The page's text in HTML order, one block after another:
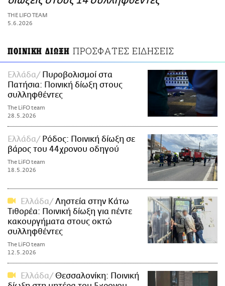
ΑΜΠΑ
PRINT
THE LIFO TEAM
5.6.2026
ΠΟΙΝΙΚΗ ΔΙΩΞΗ ΠΡΟΣΦΑΤΕΣ ΕΙΔΗΣΕΙΣ
Ελλάδα
Πυροβολισμοί στα
Πατήσια: Ποινική δίωξη στους
συλληφθέντες
The LiFO team
28.5.2026
Ελλάδα
Ρόδος: Ποινική δίωξη σε
βάρος του 44χρονου οδηγού
The LiFO team
18.5.2026
Ελλάδα
Ληστεία στην Κάτω
Τιθορέα: Ποινική δίωξη για πέντε
κακουργήματα στους οκτώ
συλληφθέντες
The LiFO team
12.5.2026
Ελλάδα
Θεσσαλονίκη: Ποινική